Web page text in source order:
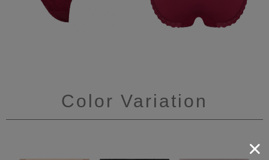
Color Variation